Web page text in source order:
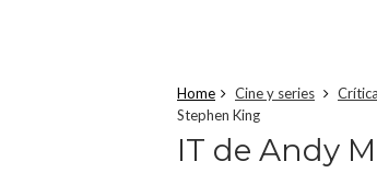
Home Cine y series
Stephen King
IT de Andy